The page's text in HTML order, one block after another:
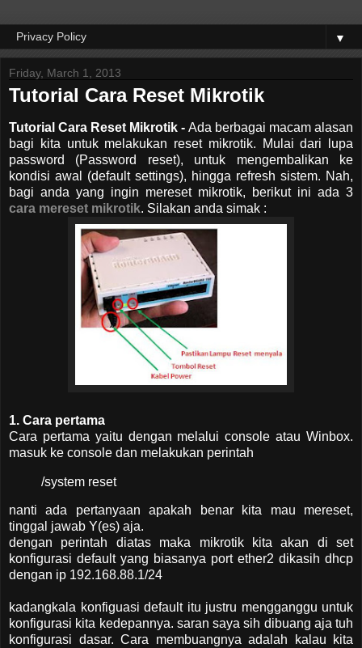
▼
Friday, March 1, 2013
Tutorial Cara Reset Mikrotik
Tutorial Cara Reset Mikrotik - Ada berbagai macam alasan
bagi kita untuk melakukan reset mikrotik. Mulai dari lupa
password (Password reset), untuk mengembalikan ke
kondisi awal (default settings), hingga refresh sistem. Nah,
bagi anda yang ingin mereset mikrotik, berikut ini ada 3
cara mereset mikrotik. Silakan anda simak :
1. Cara pertama
Cara pertama yaitu dengan melalui console atau Winbox.
masuk ke console dan melakukan perintah
/system reset
nanti ada pertanyaan apakah benar kita mau mereset,
tinggal jawab Y(es) aja.
dengan perintah diatas maka mikrotik kita akan di set
konfigurasi default yang biasanya port ether2 dikasih dhcp
dengan ip 192.168.88.1/24
kadangkala konfiguasi default itu justru mengganggu untuk
konfigurasi kita kedepannya. saran saya sih dibuang aja tuh
konfigurasi dasar. Cara membuangnya adalah kalau kita